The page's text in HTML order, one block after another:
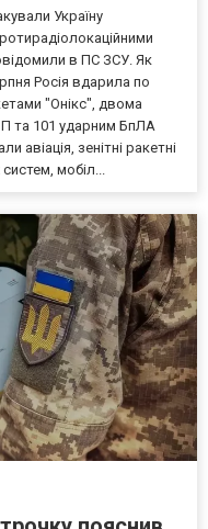
Україну
в ПС ЗСУ. Як
Росія вдарила по
"Онікс", двома
та 101 ударним БпЛА
авіація, зенітні ракетні
систем, мобіл...